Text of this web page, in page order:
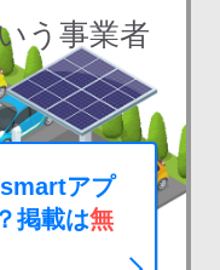
う事業者
アプ
掲載は無